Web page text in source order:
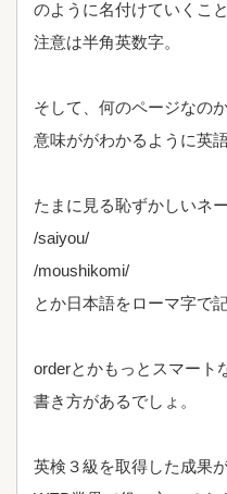
のように名付けていくこと
注意は半角英数字。
そして、何のページなの
意味ががわかるように英語
たまに見る恥ずかしいネ
/saiyou/
/moushikomi/
とか日本語をローマ字で
orderとかもっとスマート
書き方があるでしょ。
英検３級を取得した成果